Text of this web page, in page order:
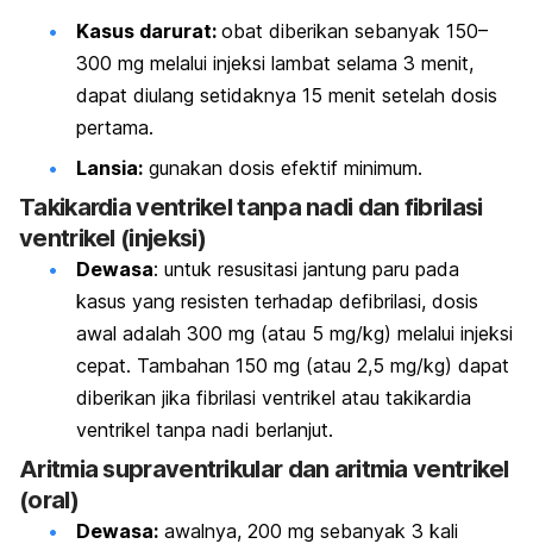
Kasus darurat: obat diberikan sebanyak 150–
300 mg melalui injeksi lambat selama 3 menit,
dapat diulang setidaknya 15 menit setelah dosis
pertama.
Lansia: gunakan dosis efektif minimum.
Takikardia ventrikel tanpa nadi dan fibrilasi
ventrikel (injeksi)
Dewasa: untuk resusitasi jantung paru pada
kasus yang resisten terhadap defibrilasi, dosis
awal adalah 300 mg (atau 5 mg/kg) melalui injeksi
cepat. Tambahan 150 mg (atau 2,5 mg/kg) dapat
diberikan jika fibrilasi ventrikel atau takikardia
ventrikel tanpa nadi berlanjut.
Aritmia supraventrikular dan aritmia ventrikel
(oral)
Dewasa: awalnya, 200 mg sebanyak 3 kali